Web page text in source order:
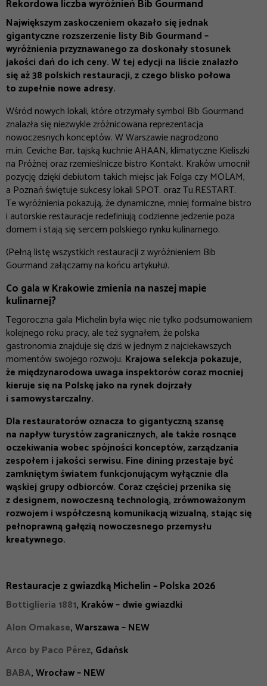
Rekordowa liczba wyróżnień Bib Gourmand
Największym zaskoczeniem okazało się jednak
gigantyczne rozszerzenie listy Bib Gourmand –
wyróżnienia przyznawanego za doskonały stosunek
jakości dań do ich ceny. W tej edycji na liście znalazło
się aż 38 polskich restauracji, z czego blisko połowa
to zupełnie nowe adresy.
Wśród nowych lokali, które otrzymały symbol Bib Gourmand
znalazła się niezwykle zróżnicowana reprezentacja
nowoczesnych konceptów. W Warszawie nagrodzono
m.in. Ceviche Bar, tajską kuchnie AHAAN, klimatyczne Kieliszki
na Próżnej oraz rzemieślnicze bistro Kontakt. Kraków umocnił
pozycję dzięki debiutom takich miejsc jak Folga czy MOLAM,
a Poznań świętuje sukcesy lokali SPOT. oraz Tu.RESTART.
Te wyróżnienia pokazują, że dynamiczne, mniej formalne bistro
i autorskie restauracje redefiniują codzienne jedzenie poza
domem i stają się sercem polskiego rynku kulinarnego.
(Pełną listę wszystkich restauracji z wyróżnieniem Bib
Gourmand załączamy na końcu artykułu).
Co gala w Krakowie zmienia na naszej mapie
kulinarnej?
Tegoroczna gala Michelin była więc nie tylko podsumowaniem
kolejnego roku pracy, ale też sygnałem, że polska
gastronomia znajduje się dziś w jednym z najciekawszych
momentów swojego rozwoju. Krajowa selekcja pokazuje,
że międzynarodowa uwaga inspektorów coraz mocniej
kieruje się na Polskę jako na rynek dojrzały
i samowystarczalny.
Dla restauratorów oznacza to gigantyczną szansę
na napływ turystów zagranicznych, ale także rosnące
oczekiwania wobec spójności konceptów, zarządzania
zespołem i jakości serwisu. Fine dining przestaje być
zamkniętym światem funkcjonującym wyłącznie dla
wąskiej grupy odbiorców. Coraz częściej przenika się
z designem, nowoczesną technologią, zrównoważonym
rozwojem i współczesną komunikacją wizualną, stając się
pełnoprawną gałęzią nowoczesnego przemysłu
kreatywnego.
Restauracje z gwiazdką Michelin – Polska 2026
Bottiglieria 1881, Kraków – dwie gwiazdki
Alon Omakase, Warszawa – NEW
Arco by Paco Pérez, Gdańsk
BABA, Wrocław – NEW